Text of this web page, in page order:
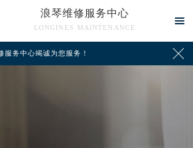
浪琴维修服务中心
LONGINES MAINTENANCE

服务中心竭诚为您服务！ 